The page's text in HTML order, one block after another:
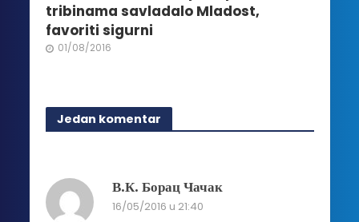
tribinama savladalo Mladost,
favoriti sigurni
01/08/2016
Jedan komentar
В.К. Борац Чачак
16/05/2016 u 21:40